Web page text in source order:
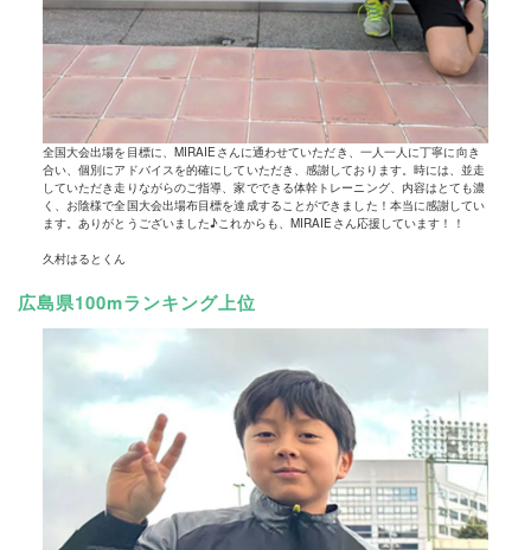
全国大会出場を目標に、MIRAIEさんに通わせていただき、一人一人に丁寧に向き
合い、個別にアドバイスを的確にしていただき、感謝しております。時には、並走
していただき走りながらのご指導、家でできる体幹トレーニング、内容はとても濃
く、お陰様で全国大会出場布目標を達成することができました！本当に感謝してい
ます。ありがとうございました♪これからも、MIRAIEさん応援しています！！
久村はるとくん
広島県100mランキング上位